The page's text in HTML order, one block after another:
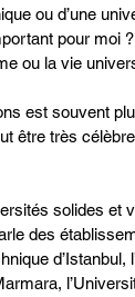
ou d’une
pour moi ?
ou la vie
est souvent
être très
solides et
des